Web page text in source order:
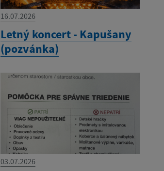
16.07.2026
Letný koncert - Kapušany
(pozvánka)
03.07.2026